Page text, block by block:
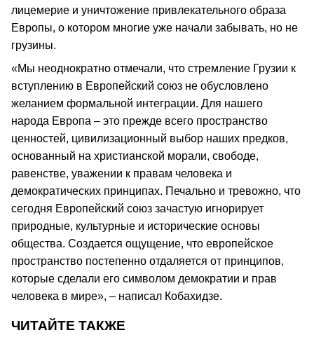
лицемерие и уничтожение привлекательного образа
Европы, о котором многие уже начали забывать, но не
грузины.
«Мы неоднократно отмечали, что стремление Грузии к
вступлению в Европейский союз не обусловлено
желанием формальной интеграции. Для нашего
народа Европа – это прежде всего пространство
ценностей, цивилизационный выбор наших предков,
основанный на христианской морали, свободе,
равенстве, уважении к правам человека и
демократических принципах. Печально и тревожно, что
сегодня Европейский союз зачастую игнорирует
природные, культурные и исторические основы
общества. Создается ощущение, что европейское
пространство постепенно отдаляется от принципов,
которые сделали его символом демократии и прав
человека в мире», – написал Кобахидзе.
ЧИТАЙТЕ ТАКЖЕ